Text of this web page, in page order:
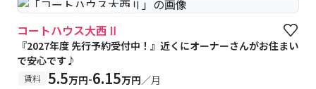
#予約受付中 #空室待ち
コートハウス大西Ⅱ
『2027年度 先行予約受付中！』近くにオーナーさんがお住まい
で安心です♪
賃料 5.5万円-6.15万円／月